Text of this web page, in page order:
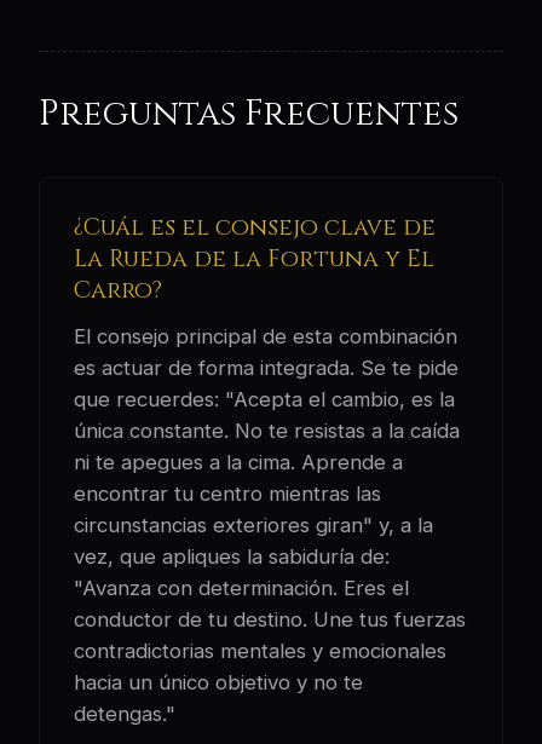
Preguntas Frecuentes
¿Cuál es el consejo clave de
La Rueda de la Fortuna y El
Carro?
El consejo principal de esta combinación
es actuar de forma integrada. Se te pide
que recuerdes: "Acepta el cambio, es la
única constante. No te resistas a la caída
ni te apegues a la cima. Aprende a
encontrar tu centro mientras las
circunstancias exteriores giran" y, a la
vez, que apliques la sabiduría de:
"Avanza con determinación. Eres el
conductor de tu destino. Une tus fuerzas
contradictorias mentales y emocionales
hacia un único objetivo y no te
detengas."